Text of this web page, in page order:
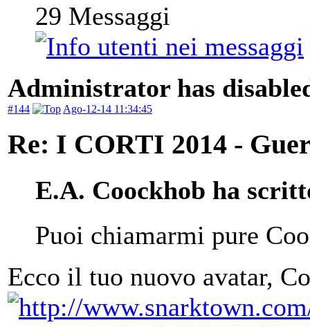
29 Messaggi
Administrator has
#144 Ago-12-14 11:34:45
Re: I CORTI 2014 -
E.A. Coockhob ha
Puoi chiamarmi pure
Ecco il tuo nuovo avatar,